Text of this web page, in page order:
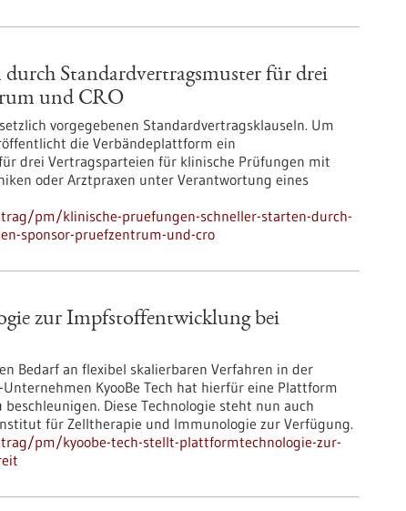
Standardvertragsmuster für drei
und CRO
vorgegebenen Standardvertragsklauseln. Um
die Verbändeplattform ein
drei Vertragsparteien für klinische Prüfungen mit
oder Arztpraxen unter Verantwortung eines
pm/klinische-pruefungen-schneller-starten-durch-
sponsor-pruefzentrum-und-cro
zur Impfstoffentwicklung bei
Bedarf an flexibel skalierbaren Verfahren in der
KyooBe Tech hat hierfür eine Plattform
Diese Technologie steht nun auch
für Zelltherapie und Immunologie zur Verfügung.
pm/kyoobe-tech-stellt-plattformtechnologie-zur-